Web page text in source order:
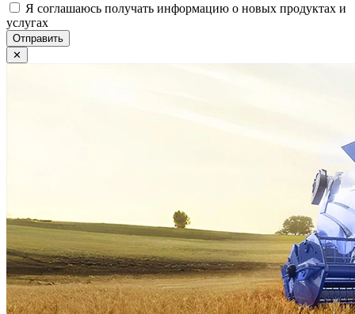
Я соглашаюсь получать информацию о новых продуктах и
услугах
Отправить
✕